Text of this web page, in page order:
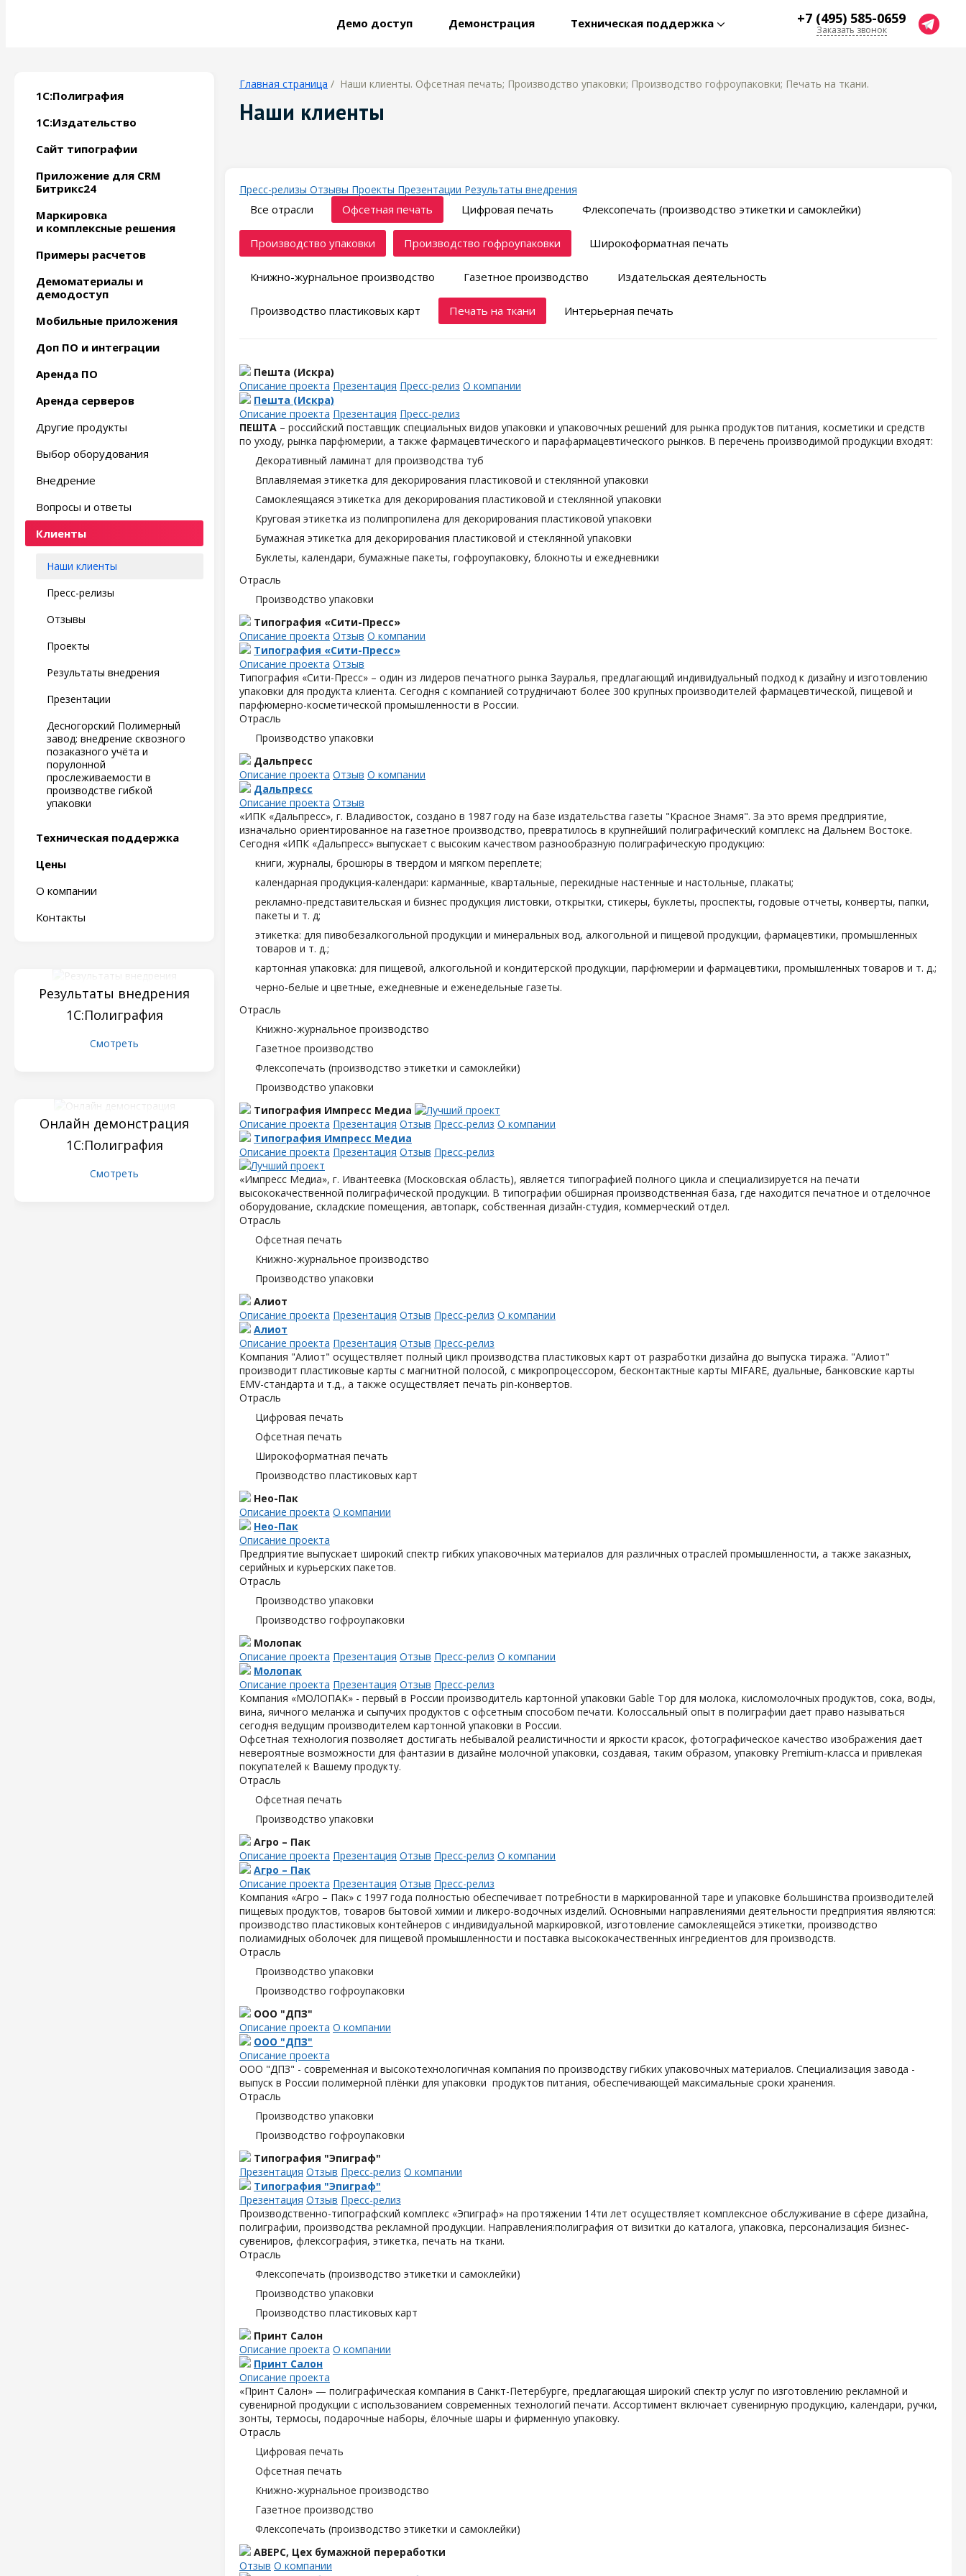
Демо доступ Демонстрация Техническая поддержка +7 (495) 585-0659
Заказать звонок
1С:Полиграфия
1С:Издательство
Сайт типографии
Приложение для CRM
Битрикс24
Маркировка
и комплексные решения
Примеры расчетов
Демоматериалы и
демодоступ
Мобильные приложения
Доп ПО и интеграции
Аренда ПО
Аренда серверов
Другие продукты
Выбор оборудования
Внедрение
Вопросы и ответы
Клиенты
Наши клиенты
Пресс-релизы
Отзывы
Проекты
Результаты внедрения
Презентации
Десногорский Полимерный
завод: внедрение сквозного
позаказного учёта и
порулонной
прослеживаемости в
производстве гибкой
упаковки
Техническая поддержка
Цены
О компании
Контакты
Результаты внедрения
1С:Полиграфия
Смотреть
Онлайн демонстрация
1С:Полиграфия
Смотреть
Главная страница / Наши клиенты. Офсетная печать; Производство упаковки; Производство гофроупаковки; Печать на ткани.
Наши клиенты
Пресс-релизы Отзывы Проекты Презентации Результаты внедрения
Все отрасли Офсетная печать Цифровая печать Флексопечать (производство этикетки и самоклейки)
Производство упаковки Производство гофроупаковки Широкоформатная печать
Книжно-журнальное производство Газетное производство Издательская деятельность
Производство пластиковых карт Печать на ткани Интерьерная печать
Пешта (Искра)
Описание проекта Презентация Пресс-релиз О компании
Пешта (Искра)
Описание проекта Презентация Пресс-релиз
ПЕШТА – российский поставщик специальных видов упаковки и упаковочных решений для рынка продуктов питания, косметики и средств
по уходу, рынка парфюмерии, а также фармацевтического и парафармацевтического рынков. В перечень производимой продукции входят:
Декоративный ламинат для производства туб
Вплавляемая этикетка для декорирования пластиковой и стеклянной упаковки
Самоклеящаяся этикетка для декорирования пластиковой и стеклянной упаковки
Круговая этикетка из полипропилена для декорирования пластиковой упаковки
Бумажная этикетка для декорирования пластиковой и стеклянной упаковки
Буклеты, календари, бумажные пакеты, гофроупаковку, блокноты и ежедневники
Отрасль
Производство упаковки
Типография «Сити-Пресс»
Описание проекта Отзыв О компании
Типография «Сити-Пресс»
Описание проекта Отзыв
Типография «Сити-Пресс» – один из лидеров печатного рынка Зауралья, предлагающий индивидуальный подход к дизайну и изготовлению
упаковки для продукта клиента. Сегодня с компанией сотрудничают более 300 крупных производителей фармацевтической, пищевой и
парфюмерно-косметической промышленности в России.
Отрасль
Производство упаковки
Дальпресс
Описание проекта Отзыв О компании
Дальпресс
Описание проекта Отзыв
«ИПК «Дальпресс», г. Владивосток, создано в 1987 году на базе издательства газеты "Красное Знамя". За это время предприятие,
изначально ориентированное на газетное производство, превратилось в крупнейший полиграфический комплекс на Дальнем Востоке.
Сегодня «ИПК «Дальпресс» выпускает с высоким качеством разнообразную полиграфическую продукцию:
книги, журналы, брошюры в твердом и мягком переплете;
календарная продукция-календари: карманные, квартальные, перекидные настенные и настольные, плакаты;
рекламно-представительская и бизнес продукция листовки, открытки, стикеры, буклеты, проспекты, годовые отчеты, конверты, папки,
пакеты и т. д;
этикетка: для пивобезалкогольной продукции и минеральных вод, алкогольной и пищевой продукции, фармацевтики, промышленных
товаров и т. д.;
картонная упаковка: для пищевой, алкогольной и кондитерской продукции, парфюмерии и фармацевтики, промышленных товаров и т. д.;
черно-белые и цветные, ежедневные и еженедельные газеты.
Отрасль
Книжно-журнальное производство
Газетное производство
Флексопечать (производство этикетки и самоклейки)
Производство упаковки
Типография Импресс Медиа
Описание проекта Презентация Отзыв Пресс-релиз О компании
Типография Импресс Медиа
Описание проекта Презентация Отзыв Пресс-релиз
«Импресс Медиа», г. Ивантеевка (Московская область), является типографией полного цикла и специализируется на печати
высококачественной полиграфической продукции. В типографии обширная производственная база, где находится печатное и отделочное
оборудование, складские помещения, автопарк, собственная дизайн-студия, коммерческий отдел.
Отрасль
Офсетная печать
Книжно-журнальное производство
Производство упаковки
Алиот
Описание проекта Презентация Отзыв Пресс-релиз О компании
Алиот
Описание проекта Презентация Отзыв Пресс-релиз
Компания "Алиот" осуществляет полный цикл производства пластиковых карт от разработки дизайна до выпуска тиража. "Алиот"
производит пластиковые карты с магнитной полосой, с микропроцессором, бесконтактные карты MIFARE, дуальные, банковские карты
EMV-стандарта и т.д., а также осуществляет печать pin-конвертов.
Отрасль
Цифровая печать
Офсетная печать
Широкоформатная печать
Производство пластиковых карт
Нео-Пак
Описание проекта О компании
Нео-Пак
Описание проекта
Предприятие выпускает широкий спектр гибких упаковочных материалов для различных отраслей промышленности, а также заказных,
серийных и курьерских пакетов.
Отрасль
Производство упаковки
Производство гофроупаковки
Молопак
Описание проекта Презентация Отзыв Пресс-релиз О компании
Молопак
Описание проекта Презентация Отзыв Пресс-релиз
Компания «МОЛОПАК» - первый в России производитель картонной упаковки Gable Top для молока, кисломолочных продуктов, сока, воды,
вина, яичного меланжа и сыпучих продуктов с офсетным способом печати. Колоссальный опыт в полиграфии дает право называться
сегодня ведущим производителем картонной упаковки в России.
Офсетная технология позволяет достигать небывалой реалистичности и яркости красок, фотографическое качество изображения дает
невероятные возможности для фантазии в дизайне молочной упаковки, создавая, таким образом, упаковку Premium-класса и привлекая
покупателей к Вашему продукту.
Отрасль
Офсетная печать
Производство упаковки
Агро – Пак
Описание проекта Презентация Отзыв Пресс-релиз О компании
Агро – Пак
Описание проекта Презентация Отзыв Пресс-релиз
Компания «Агро – Пак» с 1997 года полностью обеспечивает потребности в маркированной таре и упаковке большинства производителей
пищевых продуктов, товаров бытовой химии и ликеро-водочных изделий. Основными направлениями деятельности предприятия являются:
производство пластиковых контейнеров с индивидуальной маркировкой, изготовление самоклеящейся этикетки, производство
полиамидных оболочек для пищевой промышленности и поставка высококачественных ингредиентов для производств.
Отрасль
Производство упаковки
Производство гофроупаковки
ООО "ДПЗ"
Описание проекта О компании
ООО "ДПЗ"
Описание проекта
ООО "ДПЗ" - современная и высокотехнологичная компания по производству гибких упаковочных материалов. Специализация завода -
выпуск в России полимерной плёнки для упаковки продуктов питания, обеспечивающей максимальные сроки хранения.
Отрасль
Производство упаковки
Производство гофроупаковки
Типография "Эпиграф"
Презентация Отзыв Пресс-релиз О компании
Типография "Эпиграф"
Презентация Отзыв Пресс-релиз
Производственно-типографский комплекс «Эпиграф» на протяжении 14ти лет осуществляет комплексное обслуживание в сфере дизайна,
полиграфии, производства рекламной продукции. Направления:полиграфия от визитки до каталога, упаковка, персонализация бизнес-
сувениров, флексография, этикетка, печать на ткани.
Отрасль
Флексопечать (производство этикетки и самоклейки)
Производство упаковки
Производство пластиковых карт
Принт Салон
Описание проекта О компании
Принт Салон
Описание проекта
«Принт Салон» — полиграфическая компания в Санкт-Петербурге, предлагающая широкий спектр услуг по изготовлению рекламной и
сувенирной продукции с использованием современных технологий печати. Ассортимент включает сувенирную продукцию, календари, ручки,
зонты, термосы, подарочные наборы, ёлочные шары и фирменную упаковку.
Отрасль
Цифровая печать
Офсетная печать
Книжно-журнальное производство
Газетное производство
Флексопечать (производство этикетки и самоклейки)
АВЕРС, Цех бумажной переработки
Отзыв О компании